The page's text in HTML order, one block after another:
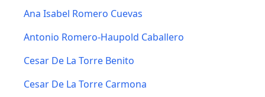
Ana Isabel Romero Cuevas
Antonio Romero-Haupold Caballero
Cesar De La Torre Benito
Cesar De La Torre Carmona